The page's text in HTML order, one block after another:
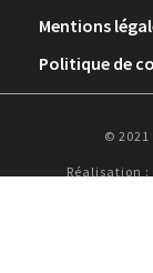
Mentions
Politique de
© 2021
Réalisation :